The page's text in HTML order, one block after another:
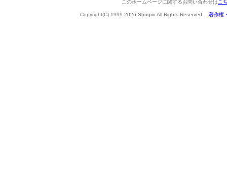
このホームページに関するお問い合わせは こ
Copyright(C) 1999-2026 Shugiin All Rights Reserved. 著作権